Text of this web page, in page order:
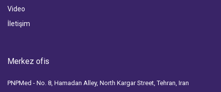
Video
İletişim
Merkez ofis
PNPMed - No. 8, Hamadan Alley, North Kargar Street, Tehran, Iran